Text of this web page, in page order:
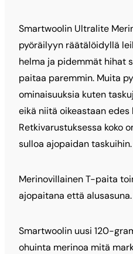
Smartwoolin Ultralite
pyöräilyyn räätälöidyllä
helma ja pidemmät hihat
paitaa paremmin. Muita
ominaisuuksia kuten
eikä niitä oikeastaan edes
Retkivarustuksessa koko
sulloa ajopaidan taskuihin.
Merinovillainen T-paita
ajopaitana että alusasuna.
Smartwoolin uusi 120-
ohuinta merinoa mitä